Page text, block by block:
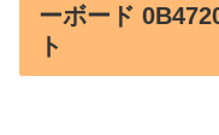
ーボード
ト